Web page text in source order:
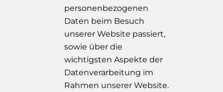
personenbezogenen
Daten beim Besuch
unserer Website passiert,
sowie über die
wichtigsten Aspekte der
Datenverarbeitung im
Rahmen unserer Website.